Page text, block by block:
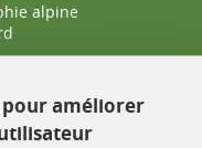
alpine
pour améliorer